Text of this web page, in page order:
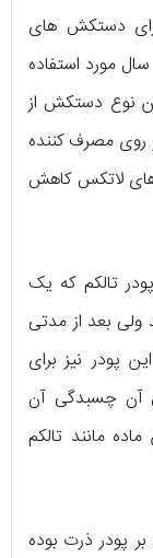
دستکش های
لاتکش پزشکی است که این ماده به مدت 40 سال مورد استفاده
نوع دستکش از
مصرف کننده
لاتکس کاهش
تالکم که یک
ولی بعد از مدتی
که این پودر نیز برای
آن چسبدگی آن
مانند تالکم
بر پودر ذرت بوده